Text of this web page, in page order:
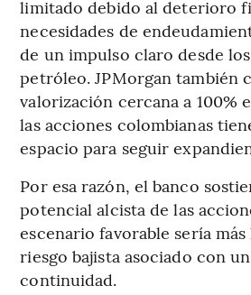
limitado debido al deterioro
necesidades de
de un impulso claro desde
petróleo. JPMorgan también
valorización cercana a 100%
las acciones colombianas
espacio para seguir
Por esa razón, el banco
potencial alcista de las
escenario favorable sería
riesgo bajista asociado con
continuidad.